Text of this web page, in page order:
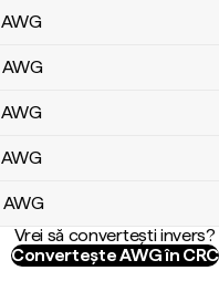
AWG
AWG
AWG
AWG
AWG
Vrei să convertești invers?
Convertește AWG în CRC